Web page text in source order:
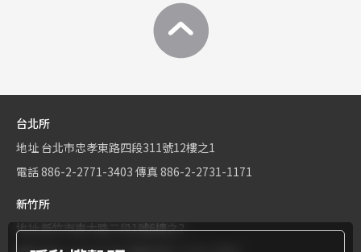
台北所
地址 台北市忠孝東路四段311號12樓之1
電話886-2-2771-3403 傳真 886-2-2731-1171
新竹所
地址新竹市東大路二段1號6樓之2